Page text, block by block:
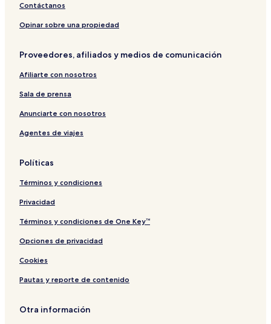
Contáctanos
Opinar sobre una propiedad
Proveedores, afiliados y medios de comunicación
Afiliarte con nosotros
Sala de prensa
Anunciarte con nosotros
Agentes de viajes
Políticas
Términos y condiciones
Privacidad
Términos y condiciones de One Key™
Opciones de privacidad
Cookies
Pautas y reporte de contenido
Otra información